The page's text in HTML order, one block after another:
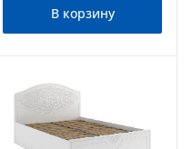
В корзину